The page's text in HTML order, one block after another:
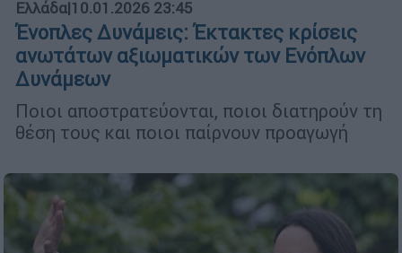
Ελλάδα|10.01.2026 23:45
Ένοπλες Δυνάμεις: Έκτακτες κρίσεις
ανωτάτων αξιωματικών των Ενόπλων
Δυνάμεων
Ποιοι αποστρατεύονται, ποιοι διατηρούν τη
θέση τους και ποιοι παίρνουν προαγωγή